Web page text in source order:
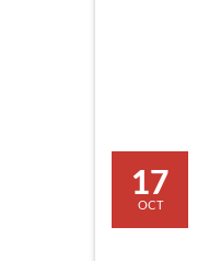
17
OCT